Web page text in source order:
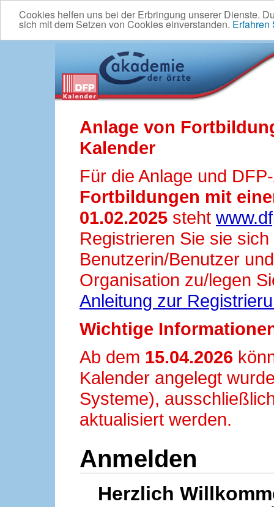
Cookies helfen uns bei der Erbringung unserer Dienste.
sich mit dem Setzen von Cookies einverstanden. Erfahren
Anlage von
Kalender
Für die Anlage und
Fortbildungen mit
01.02.2025 steht
Registrieren Sie sie
Benutzerin/Benutzer
Organisation zu/legen
Anleitung zur
Wichtige
Ab dem 15.04.2026
Kalender angelegt
Systeme),
aktualisiert werden.
Anmelden
Herzlich